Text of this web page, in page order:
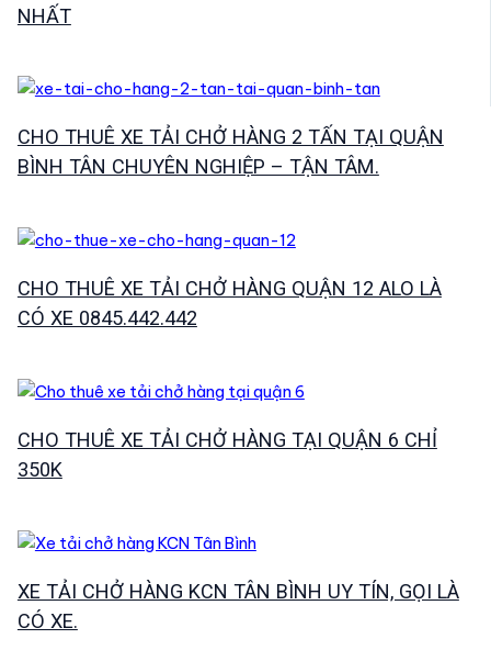
NHẤT
CHO THUÊ XE TẢI CHỞ HÀNG 2 TẤN TẠI QUẬN
BÌNH TÂN CHUYÊN NGHIỆP – TẬN TÂM.
CHO THUÊ XE TẢI CHỞ HÀNG QUẬN 12 ALO LÀ
CÓ XE 0845.442.442
CHO THUÊ XE TẢI CHỞ HÀNG TẠI QUẬN 6 CHỈ
350K
XE TẢI CHỞ HÀNG KCN TÂN BÌNH UY TÍN, GỌI LÀ
CÓ XE.